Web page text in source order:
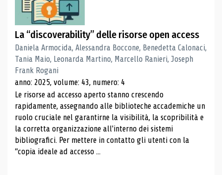
La “discoverability” delle risorse open access
Daniela Armocida, Alessandra Boccone, Benedetta Calonaci,
Tania Maio, Leonarda Martino, Marcello Ranieri, Joseph
Frank Rogani
anno: 2025, volume: 43, numero: 4
Le risorse ad accesso aperto stanno crescendo
rapidamente, assegnando alle biblioteche accademiche un
ruolo cruciale nel garantirne la visibilità, la scopribilità e
la corretta organizzazione all'interno dei sistemi
bibliografici. Per mettere in contatto gli utenti con la
“copia ideale ad accesso ...